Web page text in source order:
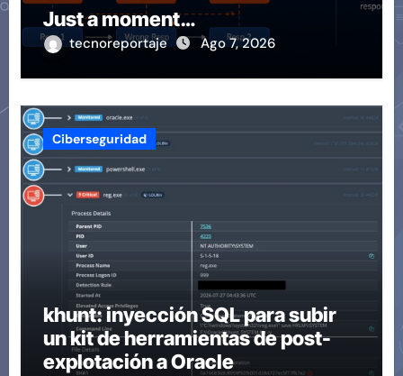
Just a moment…
tecnoreportaje Ago 7, 2026
Ciberseguridad
khunt: inyección SQL para subir
un kit de herramientas de post-
explotación a Oracle